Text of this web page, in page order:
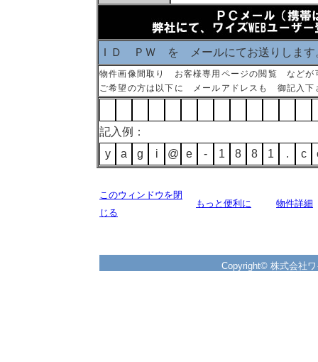
ＩＤ ＰＷ を メールにてお送りします
物件画像間取り お客様専用ページの閲覧 などが
ご希望の方は以下に メールアドレスも 御記入下
記入例：
y
a g i @ e - 1 8 8 1 . c
このウィンドウを閉
じる
もっと便利に 物件詳細
Copyright© 株式会社